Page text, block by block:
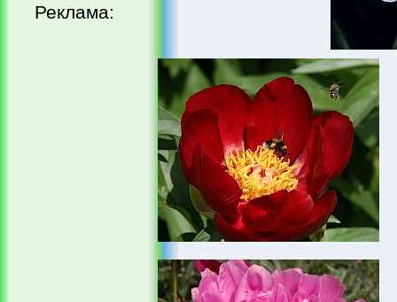
Реклама: